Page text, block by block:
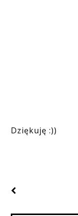
Dziękuję :))